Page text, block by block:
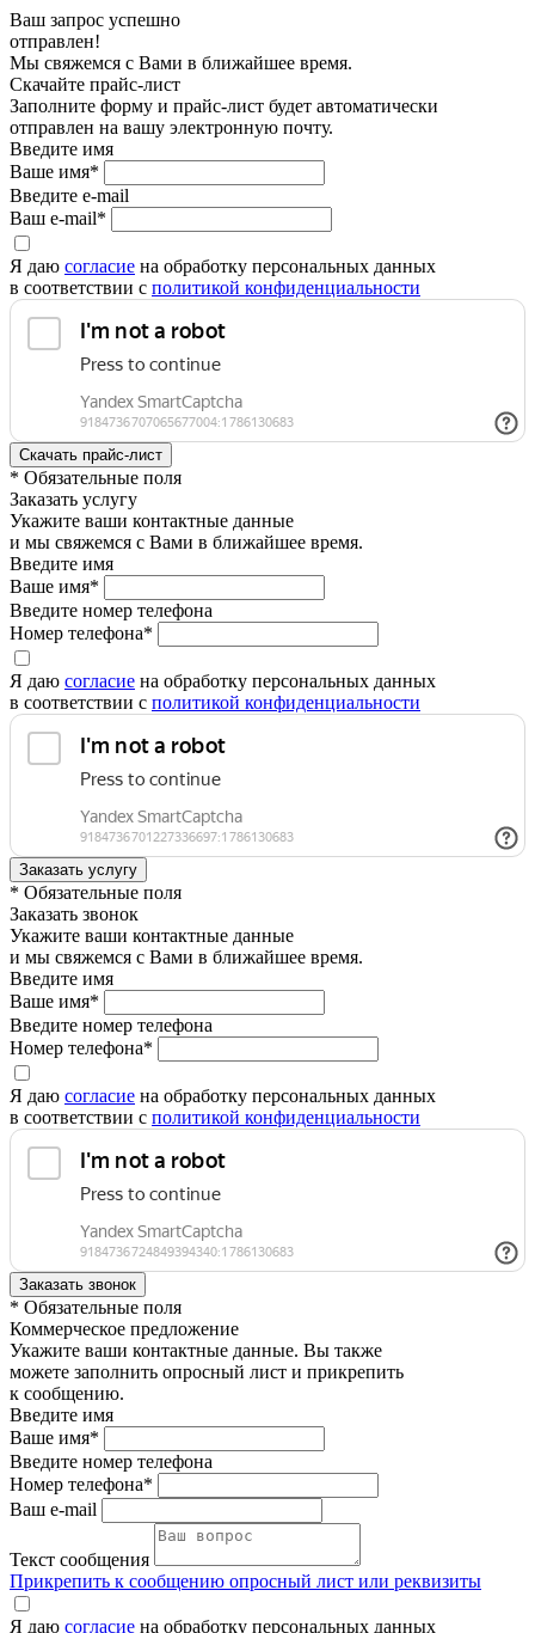
Ваш запрос успешно
отправлен!
Мы свяжемся с Вами в ближайшее время.
Скачайте прайс-лист
Заполните форму и прайс-лист будет автоматически
отправлен на вашу электронную почту.
Введите имя
Ваше имя*
Введите e-mail
Ваш e-mail*
Я даю согласие на обработку персональных данных
в соответствии с политикой конфиденциальности
* Обязательные поля
Заказать услугу
Укажите ваши контактные данные
и мы свяжемся с Вами в ближайшее время.
Введите имя
Ваше имя*
Введите номер телефона
Номер телефона*
Я даю согласие на обработку персональных данных
в соответствии с политикой конфиденциальности
* Обязательные поля
Заказать звонок
Укажите ваши контактные данные
и мы свяжемся с Вами в ближайшее время.
Введите имя
Ваше имя*
Введите номер телефона
Номер телефона*
Я даю согласие на обработку персональных данных
в соответствии с политикой конфиденциальности
* Обязательные поля
Коммерческое предложение
Укажите ваши контактные данные. Вы также
можете заполнить опросный лист и прикрепить
к сообщению.
Введите имя
Ваше имя*
Введите номер телефона
Номер телефона*
Ваш e-mail
Текст сообщения
Прикрепить к сообщению опросный лист или реквизиты
Я даю согласие на обработку персональных данных